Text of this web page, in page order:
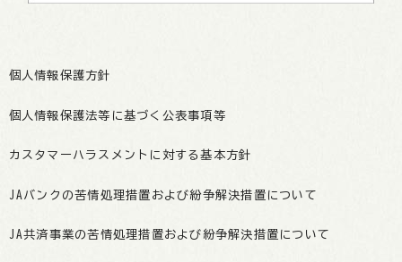
個人情報保護方針
個人情報保護法等に基づく公表事項等
カスタマーハラスメントに対する基本方針
JAバンクの苦情処理措置および紛争解決措置について
JA共済事業の苦情処理措置および紛争解決措置について